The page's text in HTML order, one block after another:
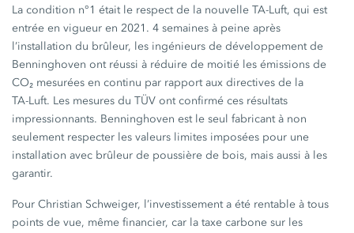
La condition n°1 était le respect de la nouvelleTA-Luft, qui est
entrée en vigueur en 2021.4 semaines à peine après
l’installation du brûleur, les ingénieurs de développement de
Benninghoven ont réussi à réduire de moitié les émissions de
CO₂ mesurées en continu par rapport aux directives de la
TA-Luft. Les mesures du TÜV ont confirmé ces résultats
impressionnants. Benninghoven est le seul fabricant à non
seulement respecter les valeurs limites imposées pour une
installation avec brûleur de poussière de bois, mais aussi à les
garantir.
PourChristian Schweiger, l’investissement a été rentable à tous
points de vue, même financier, car la taxe carbone sur les